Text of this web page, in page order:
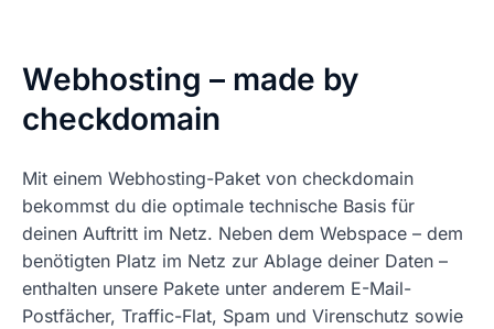
Webhosting – made by
checkdomain
Mit einem Webhosting-Paket von checkdomain
bekommst du die optimale technische Basis für
deinen Auftritt im Netz. Neben dem Webspace – dem
benötigten Platz im Netz zur Ablage deiner Daten –
enthalten unsere Pakete unter anderem E-Mail-
Postfächer, Traffic-Flat, Spam und Virenschutz sowie